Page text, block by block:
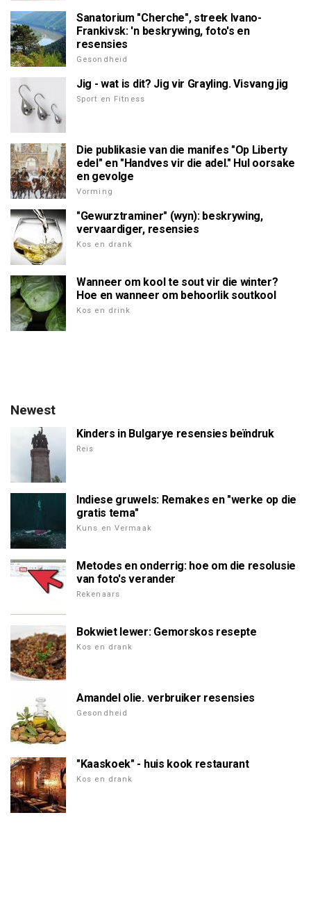
Sanatorium "Cherche", streek Ivano-
Frankivsk: 'n beskrywing, foto's en
resensies
Gesondheid
Jig - wat is dit? Jig vir Grayling. Visvang jig
Sport en Fitness
Die publikasie van die manifes "Op Liberty
edel" en "Handves vir die adel." Hul oorsake
en gevolge
Vorming
"Gewurztraminer" (wyn): beskrywing,
vervaardiger, resensies
Kos en drank
Wanneer om kool te sout vir die winter?
Hoe en wanneer om behoorlik soutkool
Kos en drink
Newest
Kinders in Bulgarye resensies beïndruk
Reis
Indiese gruwels: Remakes en "werke op die
gratis tema"
Kuns en Vermaak
Metodes en onderrig: hoe om die resolusie
van foto's verander
Rekenaars
Bokwiet lewer: Gemorskos resepte
Kos en drank
Amandel olie. verbruiker resensies
Gesondheid
"Kaaskoek" - huis kook restaurant
Kos en drank